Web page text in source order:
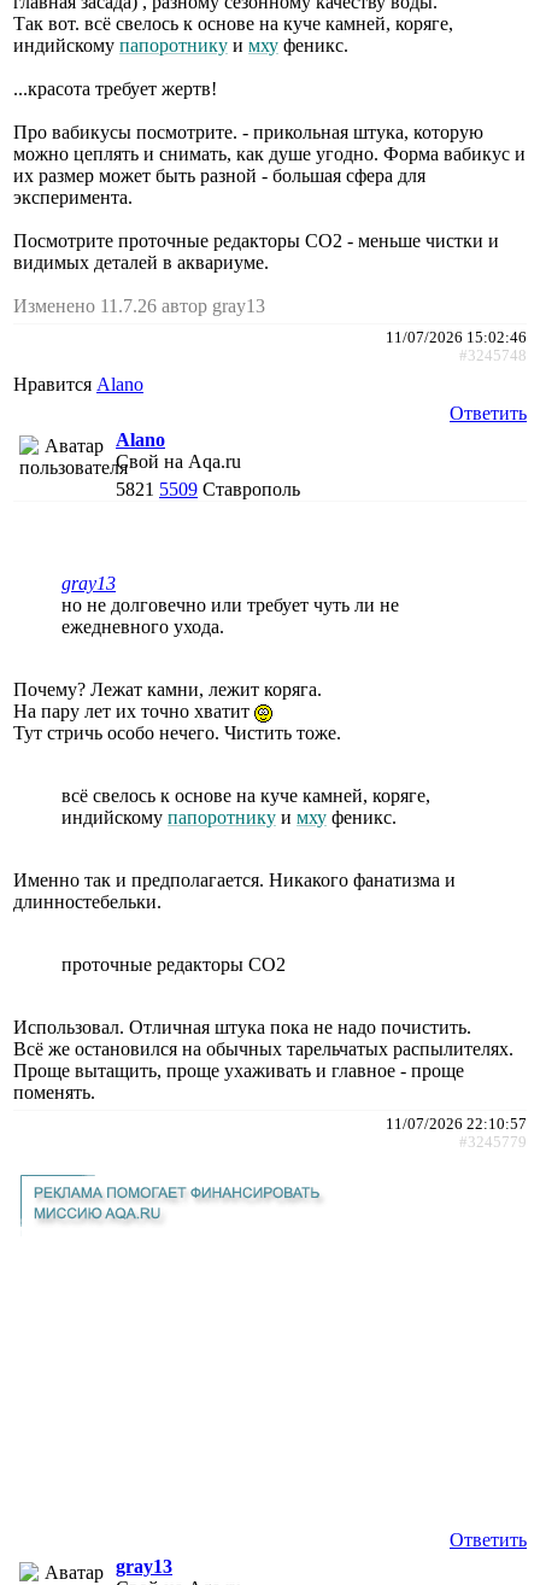
Так вот. всё свелось к основе на куче камней, коряге,
индийскому папоротнику и мху феникс.
...красота требует жертв!
Про вабикусы посмотрите. - прикольная штука, которую
можно цеплять и снимать, как душе угодно. Форма вабикус и
их размер может быть разной - большая сфера для
эксперимента.
Посмотрите проточные редакторы СО2 - меньше чистки и
видимых деталей в аквариуме.
Изменено 11.7.26 автор gray13
11/07/2026 15:02:46
#3245748
Нравится Alano
Ответить
Alano
Свой на Aqa.ru
5821 5509 Ставрополь
gray13
но не долговечно или требует чуть ли не
ежедневного ухода.
Почему? Лежат камни, лежит коряга.
На пару лет их точно хватит
Тут стричь особо нечего. Чистить тоже.
всё свелось к основе на куче камней, коряге,
индийскому папоротнику и мху феникс.
Именно так и предполагается. Никакого фанатизма и
длинностебельки.
проточные редакторы СО2
Использовал. Отличная штука пока не надо почистить.
Всё же остановился на обычных тарельчатых распылителях.
Проще вытащить, проще ухаживать и главное - проще
поменять.
11/07/2026 22:10:57
#3245779
Ответить
gray13